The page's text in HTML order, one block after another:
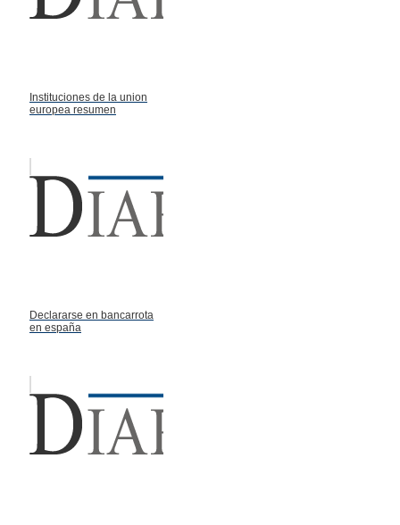
Instituciones de la union
europea resumen
Declararse en bancarrota
en españa